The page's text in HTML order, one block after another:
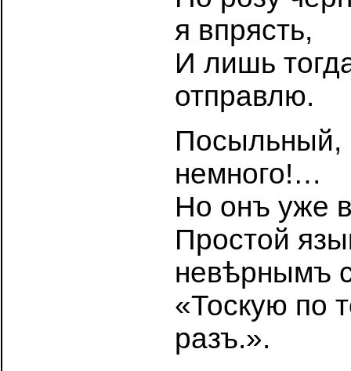
я впрясть,
И лишь
отправлю.
Посыльный,
немного!…
Но онъ уже
Простой
невѣрнымъ
«Тоскую по
разъ.».